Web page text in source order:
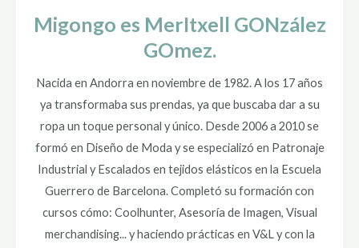
Migongo es MerItxell GONzález
GOmez.
Nacida en Andorra en noviembre de 1982. A los 17 años
ya transformaba sus prendas, ya que buscaba dar a su
ropa un toque personal y único. Desde 2006 a 2010 se
formó en Diseño de Moda y se especializó en Patronaje
Industrial y Escalados en tejidos elásticos en la Escuela
Guerrero de Barcelona. Completó su formación con
cursos cómo: Coolhunter, Asesoría de Imagen, Visual
merchandising... y haciendo prácticas en V&L y con la